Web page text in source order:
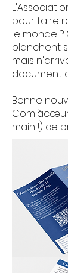
pour faire
le monde
planchent
mais
document
Bonne
main !) ce